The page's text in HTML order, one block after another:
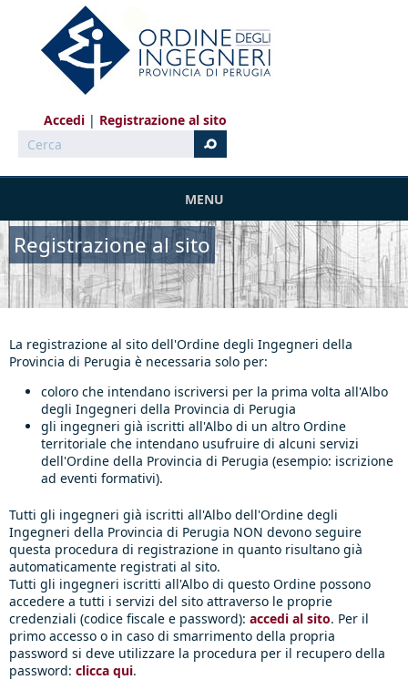
Salta al contenuto principale
Accedi
Registrazione al sito
Cerca
MENU
Registrazione al sito
La registrazione al sito dell'Ordine degli Ingegneri della
Provincia di Perugia è necessaria solo per:
coloro che intendano iscriversi per la prima volta all'Albo
degli Ingegneri della Provincia di Perugia
gli ingegneri già iscritti all'Albo di un altro Ordine
territoriale che intendano usufruire di alcuni servizi
dell'Ordine della Provincia di Perugia (esempio: iscrizione
ad eventi formativi).
Tutti gli ingegneri già iscritti all'Albo dell'Ordine degli
Ingegneri della Provincia di Perugia NON devono seguire
questa procedura di registrazione in quanto risultano già
automaticamente registrati al sito.
Tutti gli ingegneri iscritti all'Albo di questo Ordine possono
accedere a tutti i servizi del sito attraverso le proprie
credenziali (codice fiscale e password): accedi al sito. Per il
primo accesso o in caso di smarrimento della propria
password si deve utilizzare la procedura per il recupero della
password: clicca qui.